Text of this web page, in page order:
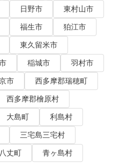
日野市
東村山市
福生市
狛江市
東久留米市
稲城市
羽村市
市
西多摩郡瑞穂町
西多摩郡檜原村
大島町
利島村
三宅島三宅村
丈町
青ヶ島村